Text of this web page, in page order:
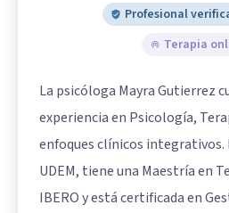
Profesional
Terapia
La psicóloga Mayra Gutierrez
experiencia en Psicología,
enfoques clínicos integrativos.
UDEM, tiene una Maestría en
IBERO y está certificada en